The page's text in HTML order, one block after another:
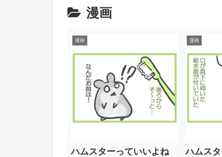
漫画
漫画
ハムスターっていいよね
漫画
ハムス